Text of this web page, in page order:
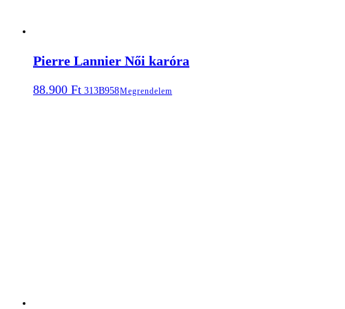
Pierre Lannier Női karóra
88.900 Ft 313B958Megrendelem